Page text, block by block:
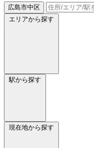
広島市中区
エリアから探す
駅から探す
現在地から探す